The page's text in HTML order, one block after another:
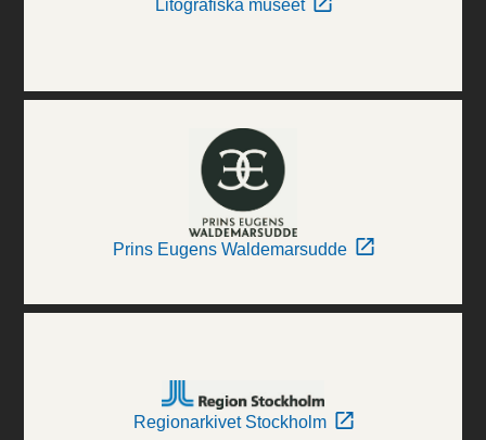
Litografiska museet
Prins Eugens Waldemarsudde
Regionarkivet Stockholm